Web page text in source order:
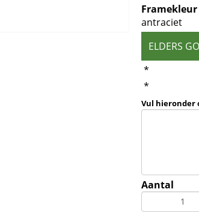
Framekleur
antraciet
ELDERS
*
*
Vul hieronder
Aantal